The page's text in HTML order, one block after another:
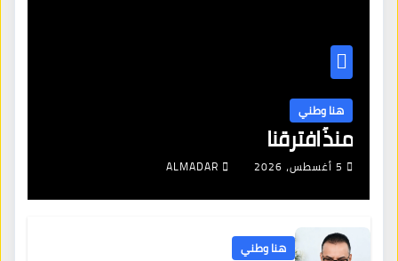
هنا وطني
منذُ افترقنا
5 أغسطس، 2026 ALMADAR
هنا وطني